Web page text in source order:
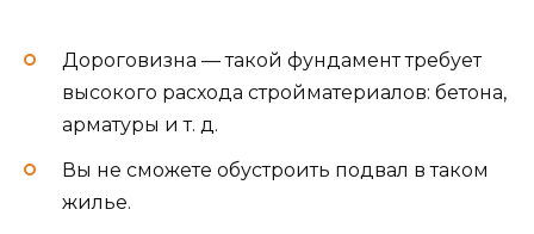
Дороговизна — такой фундамент требует
высокого расхода стройматериалов: бетона,
арматуры и т. д.
Вы не сможете обустроить подвал в таком
жилье.